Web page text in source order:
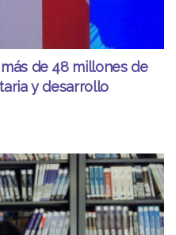
de 48 millones de
y desarrollo